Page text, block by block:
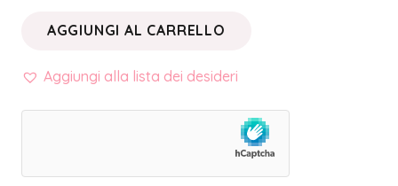
OCCHIONI
|
AGGIUNGI AL CARRELLO
Aggiungi alla lista dei desideri